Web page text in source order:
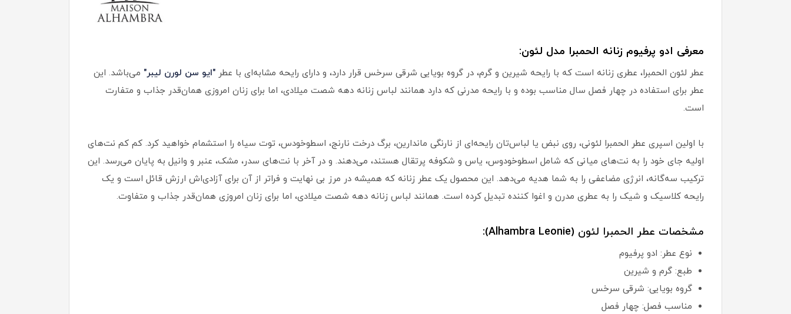
معرفی ادو پرفیوم زنانه الحمبرا مدل لئون:
عطر لئون الحمبرا، عطری زنانه است که با رایحه شیرین و گرم، در گروه بویایی شرقی سرخس قرار دارد، و دارای رایحه مشابه‌ای با عطر "ایو سن لورن لیبر" می‌باشد. این
عطر برای استفاده در چهار فصل سال مناسب بوده و با رایحه مدرنی که دارد همانند لباس زنانه دهه شصت میلادی، اما برای زنان امروزی همان‌قدر جذاب و متفارت
است.
با اولین اسپری عطر الحمبرا لئونی، روی نبض یا لباس‌تان رایحه‌ای از نارنگی ماندارین، برگ درخت نارنج، اسطوخودس، توت سیاه را استشمام خواهید کرد. کم کم نت‌های
اولیه جای خود را به نت‌های میانی که شامل اسطوخودوس، یاس و شکوفه پرتقال هستند، می‌دهند. و در آخر با نت‌های سدر، مشک، عنبر و وانیل به پایان می‌رسد. این
ترکیب سه‌گانه، انرژی مضاعفی را به شما هدیه می‌دهد. این محصول یک عطر زنانه که همیشه در مرز بی نهایت و فراتر از آن برای آزادی‌اش ارزش قائل است و یک
رایحه کلاسیک و شیک را به عطری مدرن و اغوا کننده تبدیل کرده است. همانند لباس زنانه دهه شصت میلادی، اما برای زنان امروزی همان‌قدر جذاب و متفاوت.
مشخصات عطر الحمبرا لئون (Alhambra Leonie):
نوع عطر: ادو پرفیوم
طبع: گرم و شیرین
گروه بویایی: شرقی سرخس
مناسب فصل: چهار فصل